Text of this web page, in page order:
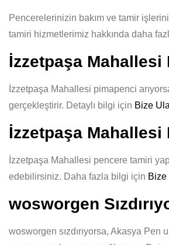
Pencerelerinizin bakım ve tamir
tamiri hizmetlerimiz hakkında daha
İzzetpaşa Mahallesi
İzzetpaşa Mahallesi pimapenci
gerçekleştirir. Detaylı bilgi için Bize
İzzetpaşa Mahallesi
İzzetpaşa Mahallesi pencere tamiri
edebilirsiniz. Daha fazla bilgi için Bize
wosworgen
wosworgen sızdırıyorsa, Akasya